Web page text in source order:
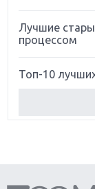
Лучшие
процессом
Топ-10